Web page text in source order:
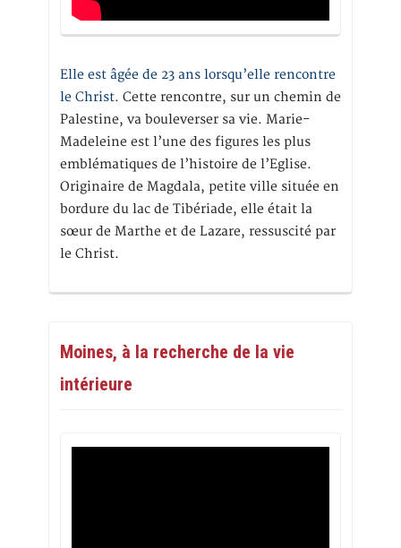
Elle est âgée de 23 ans lorsqu’elle rencontre
le Christ. Cette rencontre, sur un chemin de
Palestine, va bouleverser sa vie. Marie-
Madeleine est l’une des figures les plus
emblématiques de l’histoire de l’Eglise.
Originaire de Magdala, petite ville située en
bordure du lac de Tibériade, elle était la
sœur de Marthe et de Lazare, ressuscité par
le Christ.
Moines, à la recherche de la vie
intérieure